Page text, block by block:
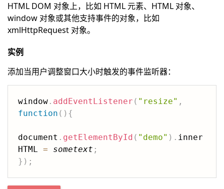
HTML DOM 对象上，比如 HTML 元素、HTML 对象、
window 对象或其他支持事件的对象，比如
xmlHttpRequest 对象。
实例
添加当用户调整窗口大小时触发的事件监听器：
window . addEventListener ( "resize" ,
function ( ) {
document . getElementById ( "demo" ) . inner
HTML = sometext ;
} ) ;